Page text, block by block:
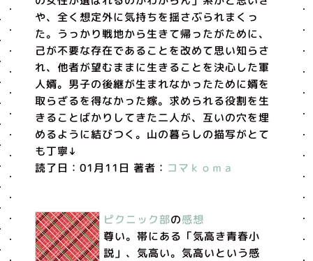
や、全く想定外に気持ちを揺さぶられまくっ
た。うっかり戦地から生きて帰ったがために、
己が不要な存在であることを改めて思い知らさ
れ、他者が望むままに生きることを決心した軍
人婿。男子の後継が生まれなかったために婿を
取らざるを得なかった嫁。求められる役割を生
きることばかりしてきた二人が、互いの穴を埋
めるように結びつく。山の暮らしの描写がとて
も丁寧↓
読了日：01月11日 著者： コマｋｏｍａ
ピクニック部の感想
尊い。帯にある「気高き青春小
説」、気高い。気高いという感